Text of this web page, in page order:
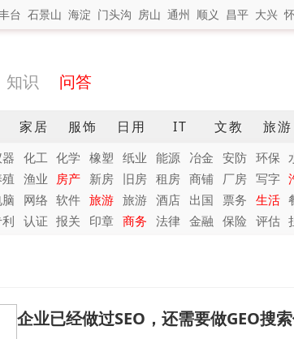
台 石景山 海淀 门头沟 房山 通州 顺义 昌平 大兴
知识 问答
家居 服饰 日用 IT 文教 旅游
化工 化学 橡塑 纸业 能源 冶金 安防 环保
渔业 房产 新房 旧房 租房 商铺 厂房 写字
网络 软件 旅游 旅游 酒店 出国 票务 生活
认证 报关 印章 商务 法律 金融 保险 评估
企业已经做过SEO，还需要做GEO搜